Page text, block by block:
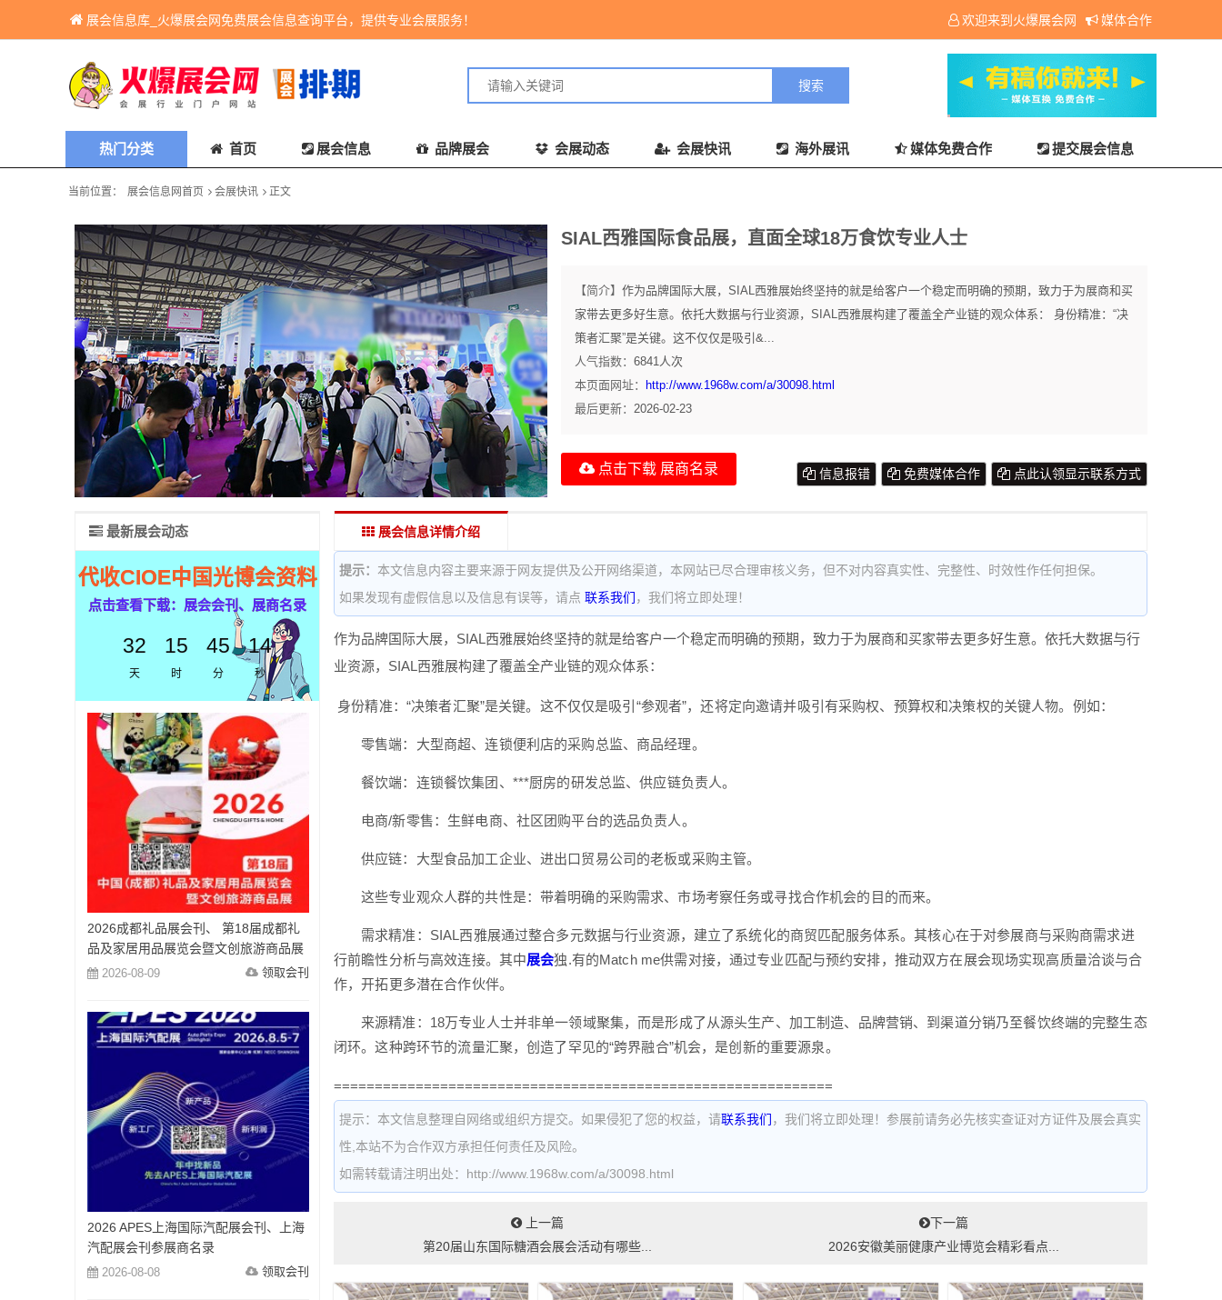
展会信息库_火爆展会网免费展会信息查询平台，提供专业会展服务！ 欢迎来到火爆展会网 媒体合作
热门分类 首页 展会信息 品牌展会 会展动态 会展快讯 海外展讯 媒体免费合作 提交展会信息
当前位置： 展会信息网首页 会展快讯 正文
SIAL西雅国际食品展，直面全球18万食饮专业人士
【简介】 作为品牌国际大展，SIAL西雅展始终坚持的就是给客户一个稳定而明确的预期，致力于为展商和买
家带去更多好生意。依托大数据与行业资源，SIAL西雅展构建了覆盖全产业链的观众体系： 身份精准：“决
策者汇聚”是关键。这不仅仅是吸引&...
人气指数： 6841人次
本页面网址：
http://www.1968w.com/a/30098.html
最后更新： 2026-02-23
点击下载 展商名录 点此认领显示联系方式
免费媒体合作
信息报错
展会信息详情介绍
提示： 本文信息内容主要来源于网友提供及公开网络渠道，本网站已尽合理审核义务，但不对内容真实性、完整性、时效性作任何担保。
如果发现有虚假信息以及信息有误等，请点 联系我们 ，我们将立即处理！
作为品牌国际大展，SIAL西雅展始终坚持的就是给客户一个稳定而明确的预期，致力于为展商和买家带去更多好生意。依托大数据与行
业资源，SIAL西雅展构建了覆盖全产业链的观众体系：
身份精准：“决策者汇聚”是关键。这不仅仅是吸引“参观者”，还将定向邀请并吸引有采购权、预算权和决策权的关键人物。例如：
零售端：大型商超、连锁便利店的采购总监、商品经理。
餐饮端：连锁餐饮集团、***厨房的研发总监、供应链负责人。
电商/新零售：生鲜电商、社区团购平台的选品负责人。
供应链：大型食品加工企业、进出口贸易公司的老板或采购主管。
这些专业观众人群的共性是：带着明确的采购需求、市场考察任务或寻找合作机会的目的而来。
需求精准：SIAL西雅展通过整合多元数据与行业资源，建立了系统化的商贸匹配服务体系。其核心在于对参展商与采购商需求进
行前瞻性分析与高效连接。其中展会独.有的Match me供需对接，通过专业匹配与预约安排，推动双方在展会现场实现高质量洽谈与合
作，开拓更多潜在合作伙伴。
来源精准：18万专业人士并非单一领域聚集，而是形成了从源头生产、加工制造、品牌营销、到渠道分销乃至餐饮终端的完整生态
闭环。这种跨环节的流量汇聚，创造了罕见的“跨界融合”机会，是创新的重要源泉。
=============================================================
提示：本文信息整理自网络或组织方提交。如果侵犯了您的权益，请联系我们 ，我们将立即处理！参展前请务必先核实查证对方证件及展会真实
性,本站不为合作双方承担任何责任及风险。
如需转载请注明出处：http://www.1968w.com/a/30098.html
上一篇
第20届山东国际糖酒会展会活动有哪些...
下一篇
2026安徽美丽健康产业博览会精彩看点...
最新展会动态
代收CIOE中国光博会资料
点击查看下载：展会会刊、展商名录
32
天
15
时
45
分
13
秒
2026成都礼品展会刊、 第18届成都礼
品及家居用品展览会暨文创旅游商品展
会刊参展商名录
2026-08-09 领取会刊
2026 APES上海国际汽配展会刊、上海
汽配展会刊参展商名录
2026-08-08 领取会刊